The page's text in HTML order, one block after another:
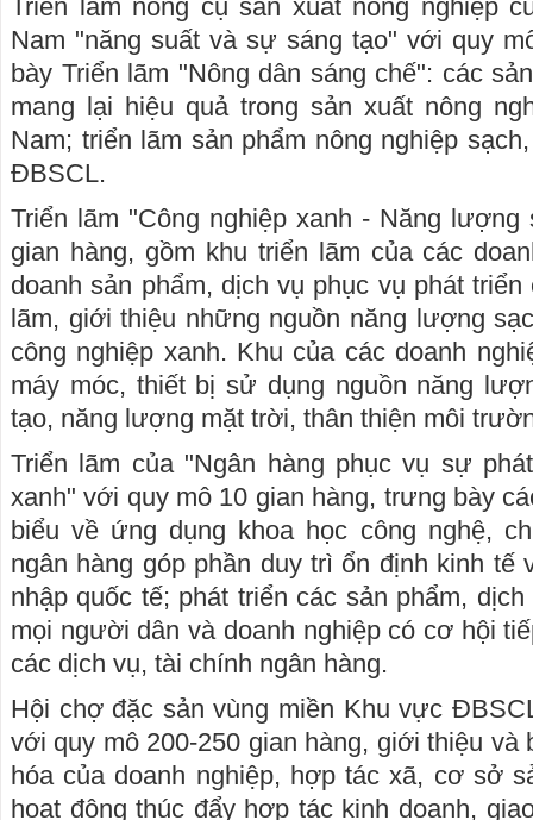
Triển lãm nông cụ sản xuất nông nghiệp
Nam "năng suất và sự sáng tạo" với quy
bày Triển lãm "Nông dân sáng chế": các
mang lại hiệu quả trong sản xuất nông
Nam; triển lãm sản phẩm nông nghiệp
ĐBSCL.
Triển lãm "Công nghiệp xanh - Năng
gian hàng, gồm khu triển lãm của các
doanh sản phẩm, dịch vụ phục vụ phát
lãm, giới thiệu những nguồn năng lượng
công nghiệp xanh. Khu của các doanh
máy móc, thiết bị sử dụng nguồn năng
tạo, năng lượng mặt trời, thân thiện môi
Triển lãm của "Ngân hàng phục vụ sự
xanh" với quy mô 10 gian hàng, trưng bày
biểu về ứng dụng khoa học công nghệ,
ngân hàng góp phần duy trì ổn định kinh tế
nhập quốc tế; phát triển các sản phẩm,
mọi người dân và doanh nghiệp có cơ hội
các dịch vụ, tài chính ngân hàng.
Hội chợ đặc sản vùng miền Khu vực
với quy mô 200-250 gian hàng, giới thiệu và
hóa của doanh nghiệp, hợp tác xã, cơ sở
hoạt động thúc đẩy hợp tác kinh doanh,